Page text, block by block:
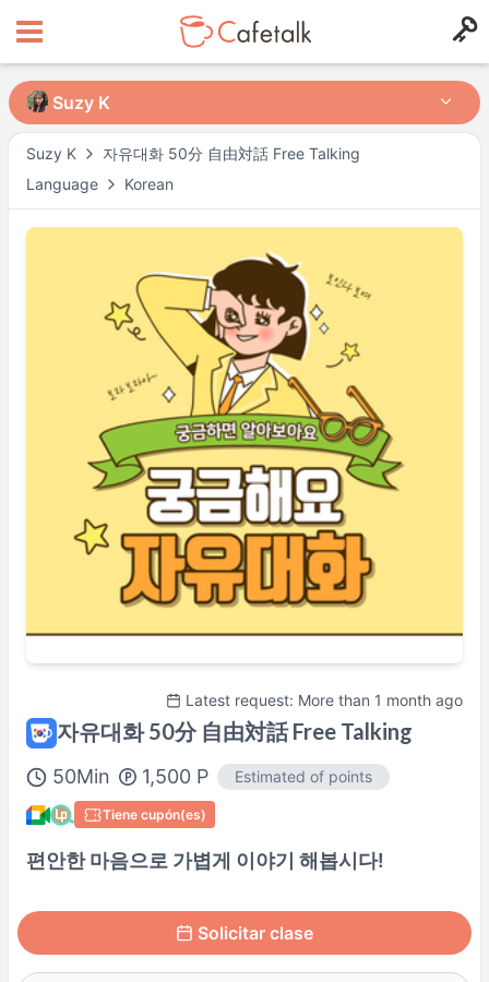
Suzy K
자유대화 50分 自由対話 Free Talking
Language
Korean
Latest request: More than 1 month ago
자유대화 50分 自由対話 Free Talking
50Min 1,500 P Estimated of points
Tiene cupón(es)
편안한 마음으로 가볍게 이야기 해봅시다!
Solicitar clase
Suzy K
Suzy K
from in
668 269
09:00 – Sun
00:00
Sun
09:00 – 23:00
Actual availability may differ. Please check when you make a request.
Asia/Tokyo time.
Perfil del(de la) tutor/a